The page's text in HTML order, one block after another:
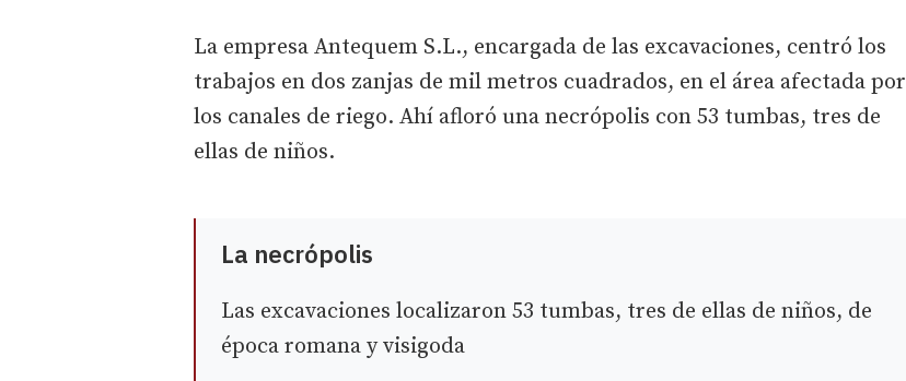
La empresa Antequem S.L., encargada de las excavaciones, centró los
trabajos en dos zanjas de mil metros cuadrados, en el área afectada por
los canales de riego. Ahí afloró una necrópolis con 53 tumbas, tres de
ellas de niños.
La necrópolis
Las excavaciones localizaron 53 tumbas, tres de ellas de niños, de
época romana y visigoda